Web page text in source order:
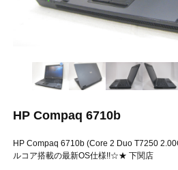
HP Compaq 6710b
HP Compaq 6710b (Core 2 Duo T7250
ルコア搭載の最新OS仕様!!☆★ 下関店